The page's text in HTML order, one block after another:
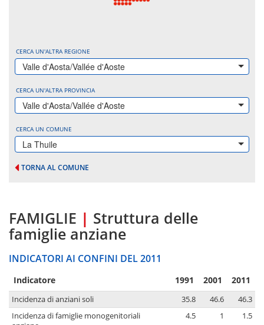
CERCA UN'ALTRA REGIONE
Valle d'Aosta/Vallée d'Aoste
CERCA UN'ALTRA PROVINCIA
Valle d'Aosta/Vallée d'Aoste
CERCA UN COMUNE
La Thuile
TORNA AL COMUNE
FAMIGLIE | Struttura delle
famiglie anziane
INDICATORI AI CONFINI DEL 2011
Indicatore 1991 2001 2011
Incidenza di anziani soli 35.8 46.6
46.3
Incidenza di famiglie monogenitoriali
4.5 1 1.5